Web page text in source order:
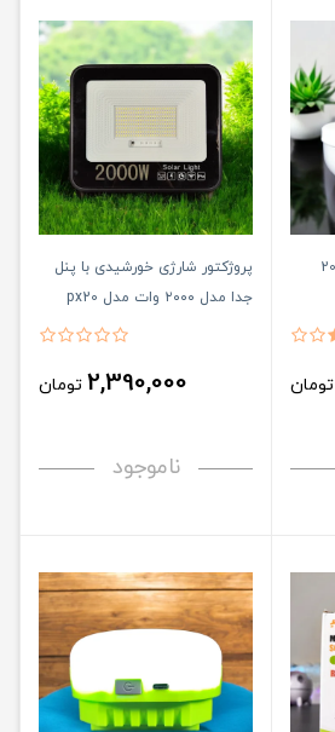
تومان
پروژکتور شارژی خورشیدی با پنل
جدا مدل ۲۰۰۰ وات مدل px20
2,390,000 تومان
ناموجود